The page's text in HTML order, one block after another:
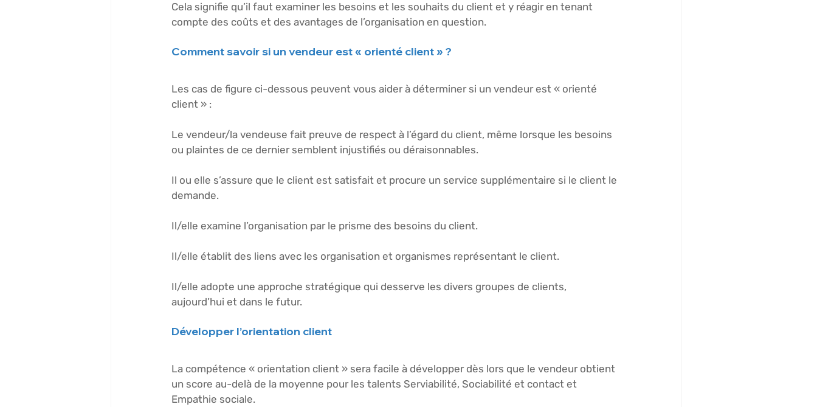
Cela signifie qu’il faut examiner les besoins et les souhaits du client et y réagir en tenant
compte des coûts et des avantages de l’organisation en question.
Comment savoir si un vendeur est « orienté client » ?
Les cas de figure ci-dessous peuvent vous aider à déterminer si un vendeur est « orienté
client » :
Le vendeur/la vendeuse fait preuve de respect à l’égard du client, même lorsque les besoins
ou plaintes de ce dernier semblent injustifiés ou déraisonnables.
Il ou elle s’assure que le client est satisfait et procure un service supplémentaire si le client le
demande.
Il/elle examine l’organisation par le prisme des besoins du client.
Il/elle établit des liens avec les organisation et organismes représentant le client.
Il/elle adopte une approche stratégique qui desserve les divers groupes de clients,
aujourd’hui et dans le futur.
Développer l’orientation client
La compétence « orientation client » sera facile à développer dès lors que le vendeur obtient
un score au-delà de la moyenne pour les talents Serviabilité, Sociabilité et contact et
Empathie sociale.